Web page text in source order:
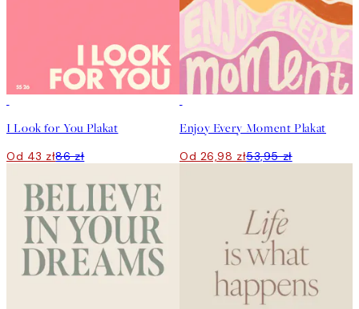
I Look for You Plakat
Od 43 zł86 zł
Enjoy Every Moment Plakat
Od 26,98 zł53,95 zł